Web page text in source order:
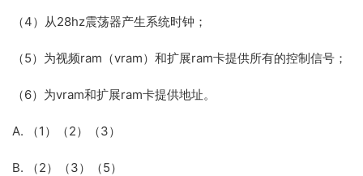
（4）从28hz震荡器产生系统时钟；
（5）为视频ram（vram）和扩展ram卡提供所有的控制信号；
（6）为vram和扩展ram卡提供地址。
A. （1）（2）（3）
B. （2）（3）（5）